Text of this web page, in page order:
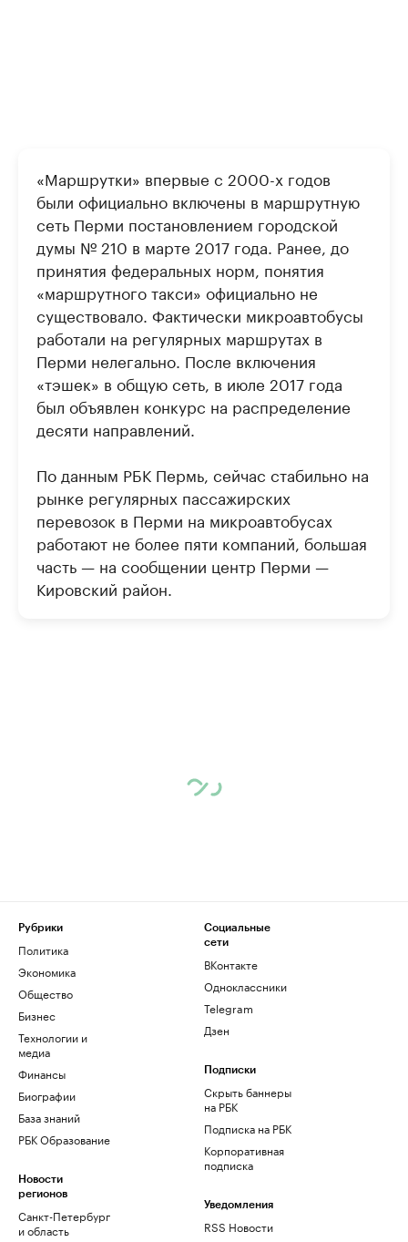
«Маршрутки» впервые с 2000-х годов
были официально включены в маршрутную
сеть Перми постановлением городской
думы № 210 в марте 2017 года. Ранее, до
принятия федеральных норм, понятия
«маршрутного такси» официально не
существовало. Фактически микроавтобусы
работали на регулярных маршрутах в
Перми нелегально. После включения
«тэшек» в общую сеть, в июле 2017 года
был объявлен конкурс на распределение
десяти направлений.
По данным РБК Пермь, сейчас стабильно на
рынке регулярных пассажирских
перевозок в Перми на микроавтобусах
работают не более пяти компаний, большая
часть — на сообщении центр Перми —
Кировский район.
Рубрики
Политика
Экономика
Общество
Бизнес
Технологии и
медиа
Финансы
Биографии
База знаний
РБК Образование
Новости
регионов
Санкт-Петербург
и область
Социальные
сети
ВКонтакте
Одноклассники
Telegram
Дзен
Подписки
Скрыть баннеры
на РБК
Подписка на РБК
Корпоративная
подписка
Уведомления
RSS Новости